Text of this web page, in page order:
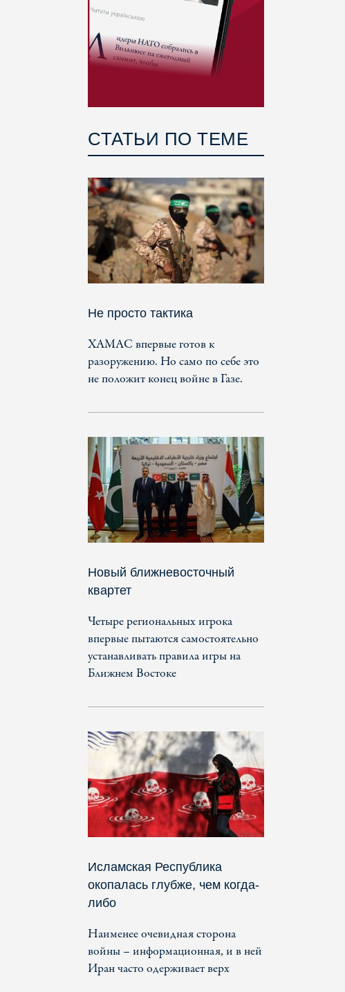
СТАТЬИ ПО ТЕМЕ
Не просто тактика
ХАМАС впервые готов к
разоружению. Но само по себе это
не положит конец войне в Газе.
Новый ближневосточный
квартет
Четыре региональных игрока
впервые пытаются самостоятельно
устанавливать правила игры на
Ближнем Востоке
Исламская Республика
окопалась глубже, чем когда-
либо
Наименее очевидная сторона
войны – информационная, и в ней
Иран часто одерживает верх